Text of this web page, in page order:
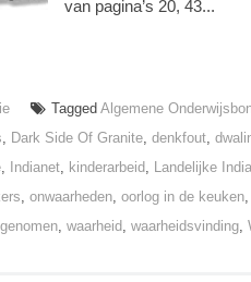
van pagina’s 20, 43...
Tagged Algemene
, Dark Side Of Granite, denkfout,
, Indianet, kinderarbeid, Landelijke
, onwaarheden, oorlog in de keuken,
, waarheid, waarheidsvinding,